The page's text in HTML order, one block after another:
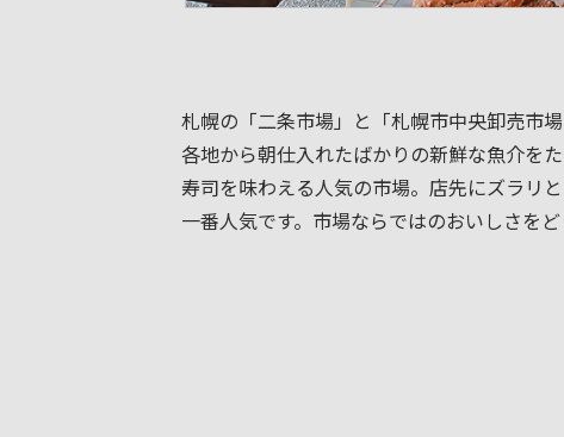
札幌の「二条市場」と「札幌市中央卸売市
各地から朝仕入れたばかりの新鮮な魚介を
寿司を味わえる人気の市場。店先にズラリ
一番人気です。市場ならではのおいしさをど